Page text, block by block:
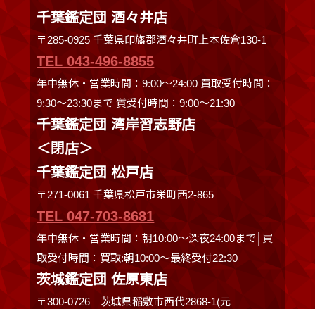
千葉鑑定団 酒々井店
〒285-0925 千葉県印旛郡酒々井町上本佐倉130-1
TEL 043-496-8855
年中無休・営業時間：9:00～24:00 買取受付時間：
9:30〜23:30まで 質受付時間：9:00～21:30
千葉鑑定団 湾岸習志野店
＜閉店＞
千葉鑑定団 松戸店
〒271-0061 千葉県松戸市栄町西2-865
TEL 047-703-8681
年中無休・営業時間：朝10:00～深夜24:00まで│買
取受付時間：買取:朝10:00～最終受付22:30
茨城鑑定団 佐原東店
〒300-0726 茨城県稲敷市西代2868-1(元